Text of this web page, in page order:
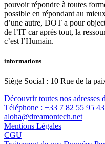
pouvoir répondre à toutes
possible en répondant au
d’une autre, DOT a pour
de l’IT car après tout, la
c’est l’Humain.
informations
Siège Social : 10 Rue de la
Découvrir toutes nos adresses
Téléphone : +33 7 82 55 95 43
aloha@dreamontech.net
Mentions Légales
CGU